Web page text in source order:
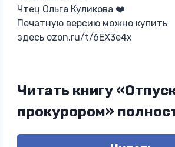
Чтец Ольга Куликова ‍❤️‍
Печатную версию можно купить
здесь ozon.ru/t/6EX3e4x
Читать книгу
прокурором»